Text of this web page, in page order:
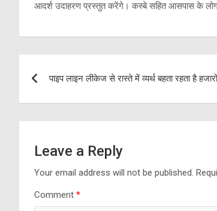
आदर्श उदाहरण प्रस्तुत करेंगे। कस्बे सहित आसपास के
navigation
पाइप लाइन लीकेज से रास्ते में व्यर्थ बहता रहता है
Leave a Reply
Your email address will not be published.
Comment *